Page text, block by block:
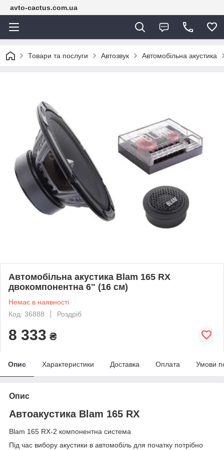
avto-cactus.com.ua
Товари та послуги Автозвук Автомобільна акустика
Автомобільна акустика Blam 165 RX
двокомпонентна 6" (16 см)
Немає в наявності
Код: 36888
Роздріб
8 333 ₴
Опис Характеристики Доставка Оплата Умови
Опис
Автоакустика Blam 165 RX
Blam 165 RX-2 компонентна система
Під час вибору акустики в автомобіль для початку потрібно